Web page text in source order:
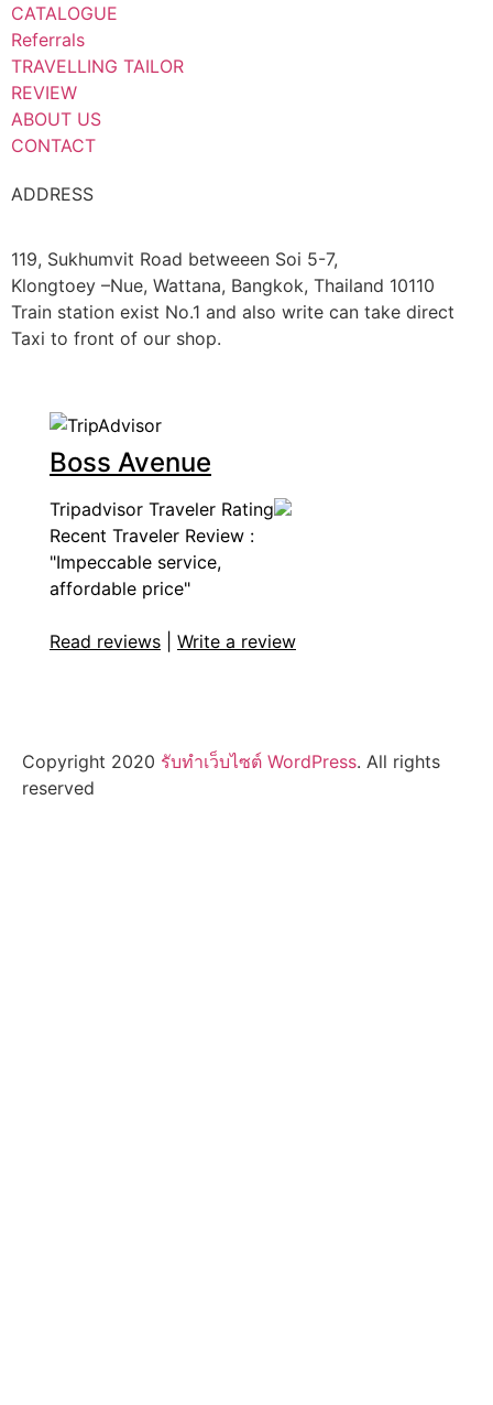
CATALOGUE
Referrals
TRAVELLING TAILOR
REVIEW
ABOUT US
CONTACT
ADDRESS
119, Sukhumvit Road betweeen Soi 5-7,
Klongtoey –Nue, Wattana, Bangkok, Thailand 10110
Train station exist No.1 and also write can take direct
Taxi to front of our shop.
Boss Avenue
Tripadvisor Traveler Rating
Recent Traveler Review :
"Impeccable service,
affordable price"
Read reviews Write a review
Copyright 2020 รับทําเว็บไซต์ WordPress. All rights
reserved